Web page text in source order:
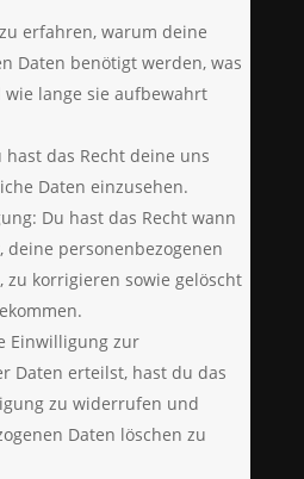
erfahren, warum deine
Daten benötigt werden, was
lange sie aufbewahrt
das Recht deine uns
Daten einzusehen.
Du hast das Recht wann
personenbezogenen
zu korrigieren sowie gelöscht
Einwilligung zur
Daten erteilst, hast du das
zu widerrufen und
Daten löschen zu